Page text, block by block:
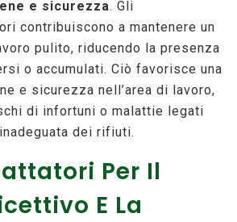
e sicurezza. Gli
contribuiscono a mantenere un
pulito, riducendo la presenza
o accumulati. Ciò favorisce una
e sicurezza nell’area di lavoro,
di infortuni o malattie legati
dei rifiuti.
Per Il
E La